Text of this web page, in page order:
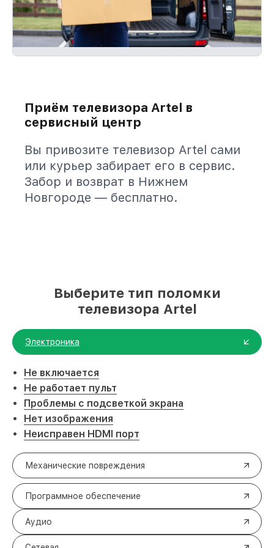
Приём телевизора Artel в
сервисный центр
Вы привозите телевизор Artel сами
или курьер забирает его в сервис.
Забор и возврат в Нижнем
Новгороде — бесплатно.
Выберите тип поломки
телевизора Artel
Электроника
Не включается
Не работает пульт
Проблемы с подсветкой экрана
Нет изображения
Неисправен HDMI порт
Механические повреждения
Программное обеспечение
Аудио